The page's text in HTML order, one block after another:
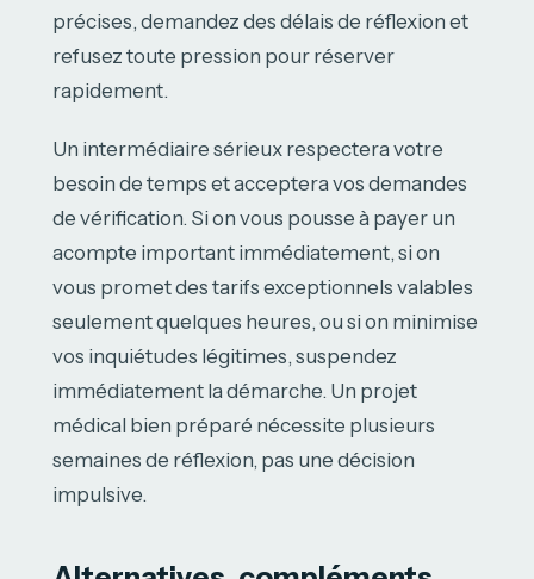
précises, demandez des délais de réflexion et
refusez toute pression pour réserver
rapidement.
Un intermédiaire sérieux respectera votre
besoin de temps et acceptera vos demandes
de vérification. Si on vous pousse à payer un
acompte important immédiatement, si on
vous promet des tarifs exceptionnels valables
seulement quelques heures, ou si on minimise
vos inquiétudes légitimes, suspendez
immédiatement la démarche. Un projet
médical bien préparé nécessite plusieurs
semaines de réflexion, pas une décision
impulsive.